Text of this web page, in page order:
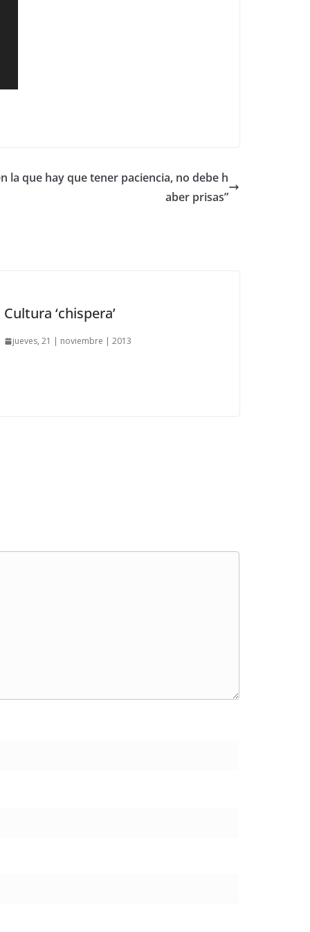
la que hay que tener paciencia, no debe h
aber prisas”
Cultura ‘chispera’
jueves, 21 | noviembre | 2013